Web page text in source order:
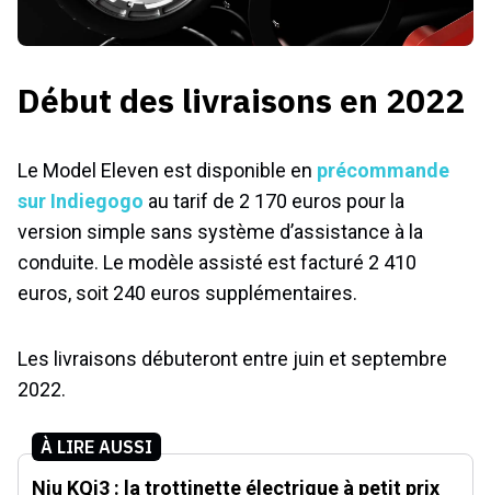
Début des livraisons en 2022
Le Model Eleven est disponible en précommande
sur Indiegogo au tarif de 2 170 euros pour la
version simple sans système d’assistance à la
conduite. Le modèle assisté est facturé 2 410
euros, soit 240 euros supplémentaires.
Les livraisons débuteront entre juin et septembre
2022.
À LIRE AUSSI
Niu KQi3 : la trottinette électrique à petit prix